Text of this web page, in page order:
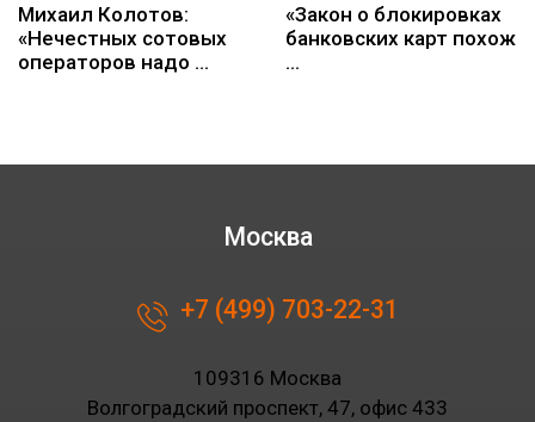
Михаил Колотов:
«Нечестных сотовых
операторов надо …
«Закон о блокировках
банковских карт похож
…
Москва
+7 (499) 703-22-31
109316 Москва
Волгоградский проспект, 47, офис 433